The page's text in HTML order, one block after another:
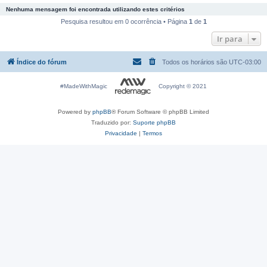
Nenhuma mensagem foi encontrada utilizando estes critérios
Pesquisa resultou em 0 ocorrência • Página 1 de 1
Ir para
Índice do fórum Todos os horários são UTC-03:00
#MadeWithMagic Copyright © 2021
Powered by phpBB® Forum Software © phpBB Limited
Traduzido por: Suporte phpBB
Privacidade | Termos